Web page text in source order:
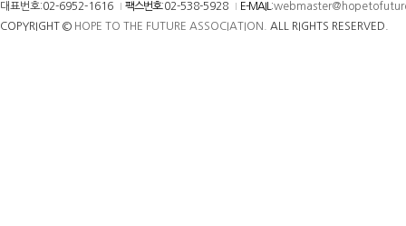
대표번호:02-6952-1616
팩스번호:02-538-5928 E-MAIL :
COPYRIGHT © HOPE TO THE FUTURE ASSOCIATION. ALL RIGHTS RESERVED.